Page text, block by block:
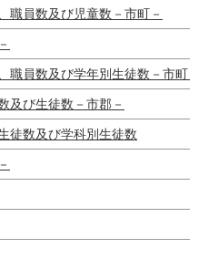
職員数及び児童数－市町－
職員数及び学年別生徒数－市町
及び生徒数－市郡－
徒数及び学科別生徒数